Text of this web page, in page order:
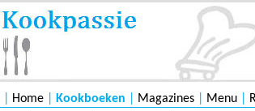
Home Kookboeken Magazines Menu